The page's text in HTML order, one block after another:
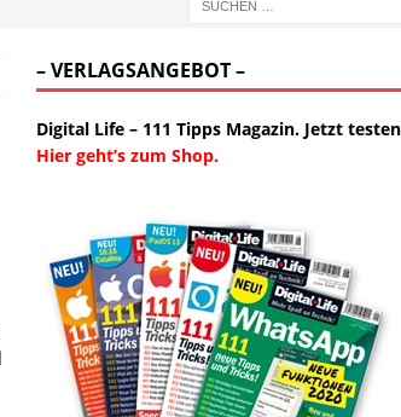
– VERLAGSANGEBOT –
Digital Life – 111 Tipps Magazin. Jetzt
Hier geht’s zum Shop.